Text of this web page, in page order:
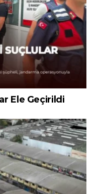
Ele Geçirildi